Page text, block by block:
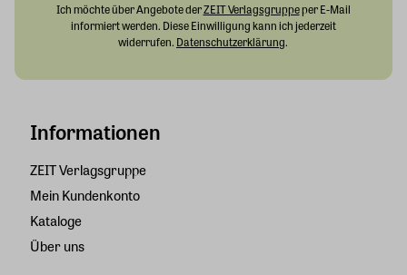
Informationen
ZEIT Verlagsgruppe
Mein Kundenkonto
Kataloge
Über uns
Ich möchte über Angebote derZEIT Verlagsgruppeper E-Mail
informiert werden. Diese Einwilligung kann ich jederzeit
widerrufen. Datenschutzerklärung.